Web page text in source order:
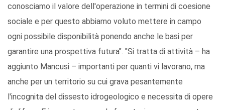
conosciamo il valore dell'operazione in termini di coesione
sociale e per questo abbiamo voluto mettere in campo
ogni possibile disponibilità ponendo anche le basi per
garantire una prospettiva futura". "Si tratta di attività – ha
aggiunto Mancusi – importanti per quanti vi lavorano, ma
anche per un territorio su cui grava pesantemente
l'incognita del dissesto idrogeologico e necessita di opere